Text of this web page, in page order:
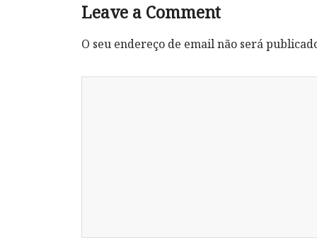
Leave a Comment
O seu endereço de email não será